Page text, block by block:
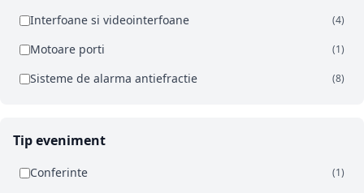
Interfoane si videointerfoane (4)
Motoare porti (1)
Sisteme de alarma antiefractie (8)
Tip eveniment
Conferinte (1)